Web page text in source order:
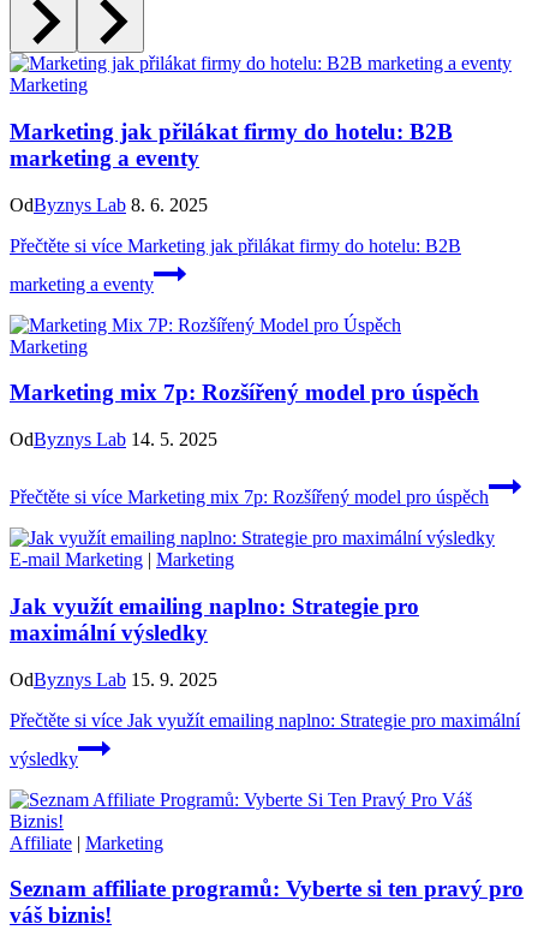
Marketing
Marketing jak přilákat firmy do hotelu: B2B
marketing a eventy
OdByznys Lab 8. 6. 2025
Přečtěte si více Marketing jak přilákat firmy do hotelu: B2B
marketing a eventy
Marketing
Marketing mix 7p: Rozšířený model pro úspěch
OdByznys Lab 14. 5. 2025
Přečtěte si více Marketing mix 7p: Rozšířený model pro úspěch
E-mail Marketing | Marketing
Jak využít emailing naplno: Strategie pro
maximální výsledky
OdByznys Lab 15. 9. 2025
Přečtěte si více Jak využít emailing naplno: Strategie pro maximální
výsledky
Affiliate | Marketing
Seznam affiliate programů: Vyberte si ten pravý pro
váš biznis!